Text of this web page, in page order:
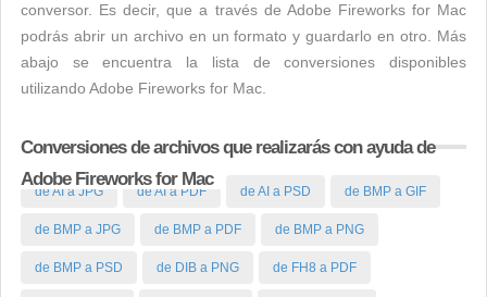
conversor. Es decir, que a través de Adobe Fireworks for Mac
podrás abrir un archivo en un formato y guardarlo en otro. Más
abajo se encuentra la lista de conversiones disponibles
utilizando Adobe Fireworks for Mac.
Conversiones de archivos que realizarás con ayuda de
Adobe Fireworks for Mac
de AI a JPG de AI a PDF de AI a PSD de BMP a GIF
de BMP a JPG de BMP a PDF de BMP a PNG
de BMP a PSD de DIB a PNG de FH8 a PDF